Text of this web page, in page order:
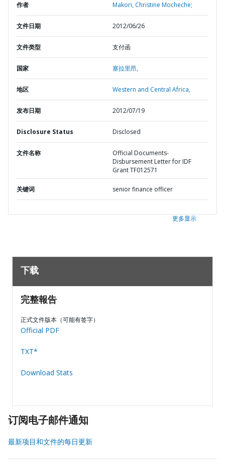
作者 Makori, Christine Mocheche;
文件日期 2012/06/26
文件类型 支付函
国家 塞拉里昂,
地区 Western and Central Africa,
发布日期 2012/07/19
Disclosure Status Disclosed
文件名称
Official Documents-
Disbursement Letter for IDF
Grant TF012571
关键词 senior finance officer
更多显示
下载
完整報告
正式文件版本（可能有签字）
Official PDF
TXT*
Download Stats
订阅电子邮件通知
最新项目和文件的每日更新